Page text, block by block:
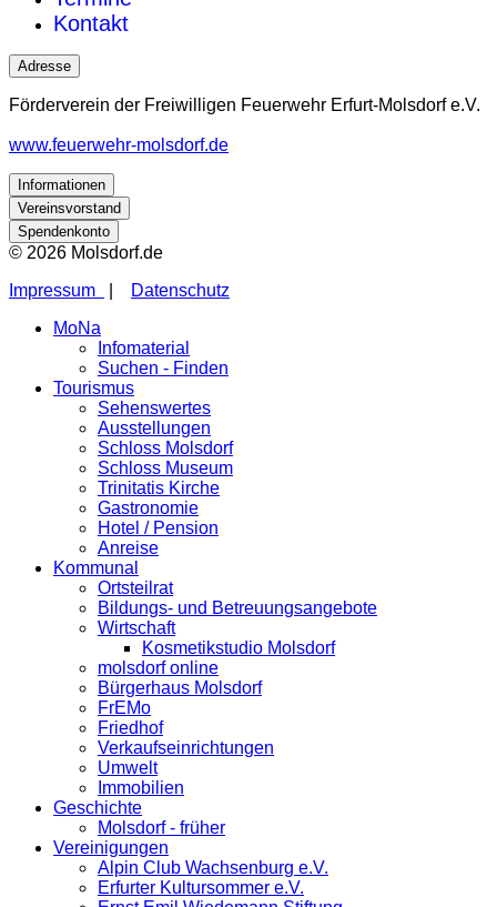
Kontakt
Adresse
Förderverein der Freiwilligen Feuerwehr Erfurt-Molsdorf e.V.
www.feuerwehr-molsdorf.de
Informationen
Vereinsvorstand
Spendenkonto
© 2026 Molsdorf.de
Impressum
Datenschutz
MoNa
Infomaterial
Suchen - Finden
Tourismus
Sehenswertes
Ausstellungen
Schloss Molsdorf
Schloss Museum
Trinitatis Kirche
Gastronomie
Hotel / Pension
Anreise
Kommunal
Ortsteilrat
Bildungs- und Betreuungsangebote
Wirtschaft
Kosmetikstudio Molsdorf
molsdorf online
Bürgerhaus Molsdorf
FrEMo
Friedhof
Verkaufseinrichtungen
Umwelt
Immobilien
Geschichte
Molsdorf - früher
Vereinigungen
Alpin Club Wachsenburg e.V.
Erfurter Kultursommer e.V.